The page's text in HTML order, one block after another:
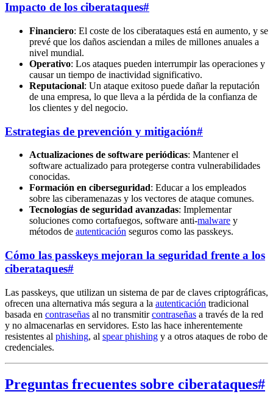
Impacto de los ciberataques#
Financiero: El coste de los ciberataques está en aumento, y se
prevé que los daños asciendan a miles de millones anuales a
nivel mundial.
Operativo: Los ataques pueden interrumpir las operaciones y
causar un tiempo de inactividad significativo.
Reputacional: Un ataque exitoso puede dañar la reputación
de una empresa, lo que lleva a la pérdida de la confianza de
los clientes y del negocio.
Estrategias de prevención y mitigación#
Actualizaciones de software periódicas: Mantener el
software actualizado para protegerse contra vulnerabilidades
conocidas.
Formación en ciberseguridad: Educar a los empleados
sobre las ciberamenazas y los vectores de ataque comunes.
Tecnologías de seguridad avanzadas: Implementar
soluciones como cortafuegos, software anti-malware y
métodos de autenticación seguros como las passkeys.
Cómo las passkeys mejoran la seguridad frente a los
ciberataques#
Las passkeys, que utilizan un sistema de par de claves criptográficas,
ofrecen una alternativa más segura a la autenticación tradicional
basada en contraseñas al no transmitircontraseñas a través de la red
y no almacenarlas en servidores. Esto las hace inherentemente
resistentes al phishing, al spear phishing y a otros ataques de robo de
credenciales.
Preguntas frecuentes sobre ciberataques#